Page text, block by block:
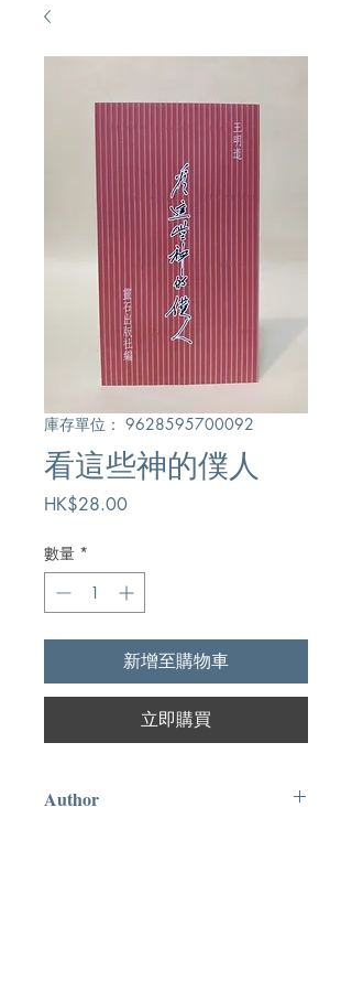
庫存單位： 9628595700092
看這些神的僕人
HK$28.00價
數量 *
新增至購物車
立即購買
Author